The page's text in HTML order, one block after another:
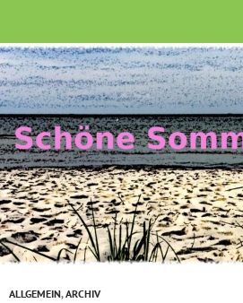
springen
ALLGEMEIN,ARCHIV